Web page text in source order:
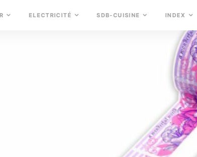
ELECTRICITÉ SDB-CUISINE INDEX